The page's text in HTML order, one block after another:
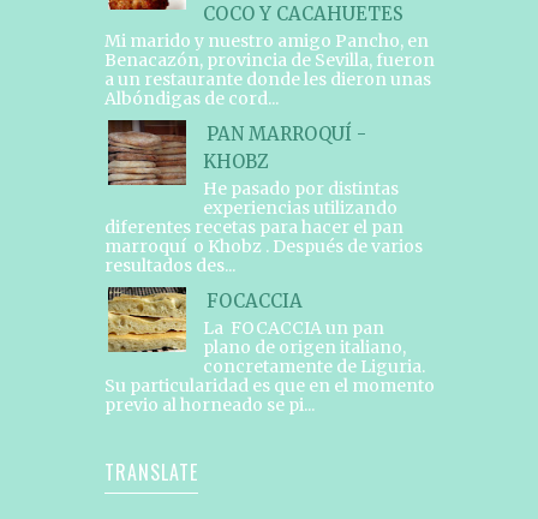
COCO Y CACAHUETES
Mi marido y nuestro amigo Pancho, en
Benacazón, provincia de Sevilla, fueron
a un restaurante donde les dieron unas
Albóndigas de cord...
PAN MARROQUÍ -
KHOBZ
He pasado por distintas
experiencias utilizando
diferentes recetas para hacer el pan
marroquí o Khobz . Después de varios
resultados des...
FOCACCIA
La FOCACCIA un pan
plano de origen italiano,
concretamente de Liguria.
Su particularidad es que en el momento
previo al horneado se pi...
TRANSLATE